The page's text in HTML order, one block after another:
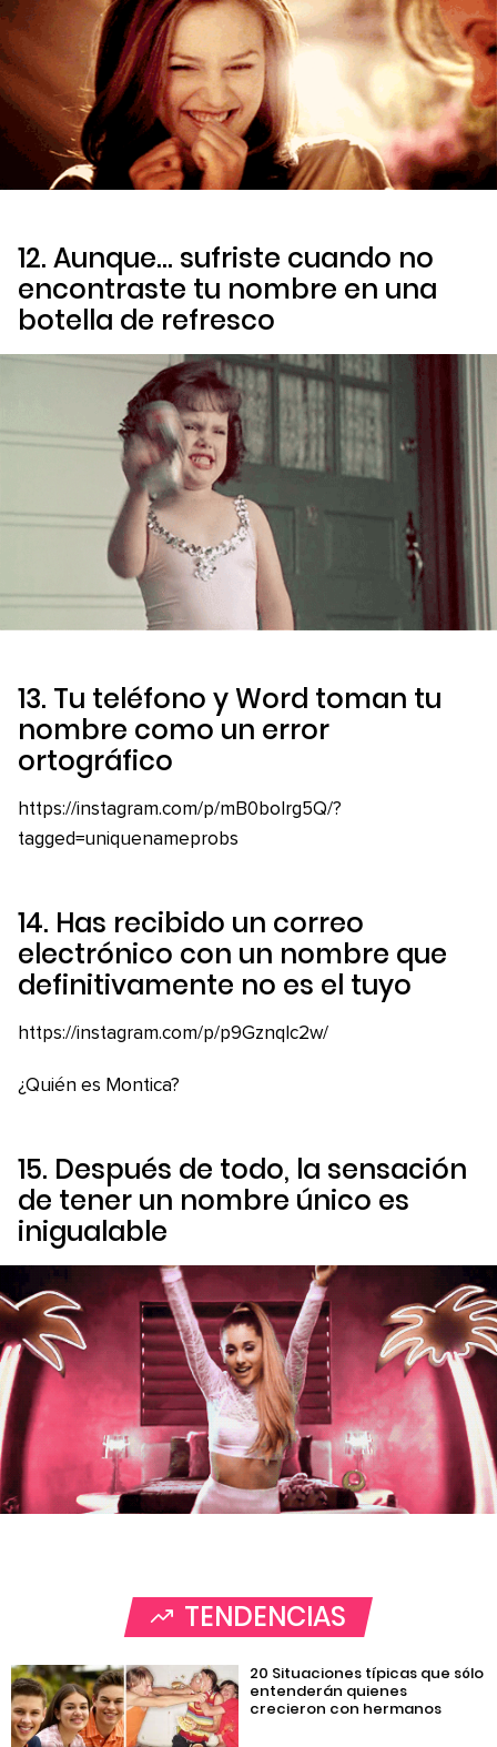
12. Aunque… sufriste cuando no
encontraste tu nombre en una
botella de refresco
13. Tu teléfono y Word toman tu
nombre como un error
ortográfico
https://instagram.com/p/mB0boIrg5Q/?
tagged=uniquenameprobs
14. Has recibido un correo
electrónico con un nombre que
definitivamente no es el tuyo
https://instagram.com/p/p9GznqIc2w/
¿Quién es Montica?
15. Después de todo, la sensación
de tener un nombre único es
inigualable
TENDENCIAS
20 Situaciones típicas que sólo
entenderán quienes
crecieron con hermanos